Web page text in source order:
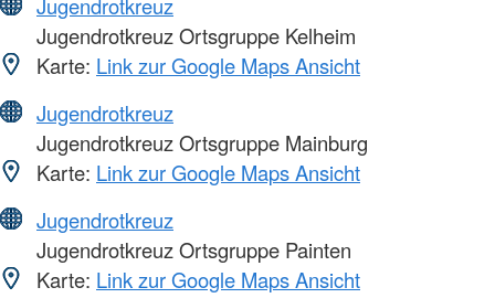
Jugendrotkreuz Ortsgruppe Kelheim
Karte: Link zur Google Maps Ansicht
Jugendrotkreuz
Jugendrotkreuz Ortsgruppe Mainburg
Karte: Link zur Google Maps Ansicht
Jugendrotkreuz
Jugendrotkreuz Ortsgruppe Painten
Karte: Link zur Google Maps Ansicht